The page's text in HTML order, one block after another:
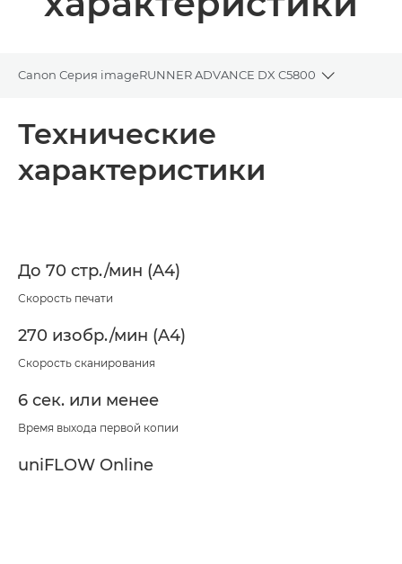
Canon Серия imageRUNNER ADVANCE DX C5800
Toggle
Технические характеристики
Технические
характеристики
До 70 стр./мин (A4)
Скорость печати
270 изобр./мин (A4)
Скорость сканирования
6 сек. или менее
Время выхода первой копии
uniFLOW Online